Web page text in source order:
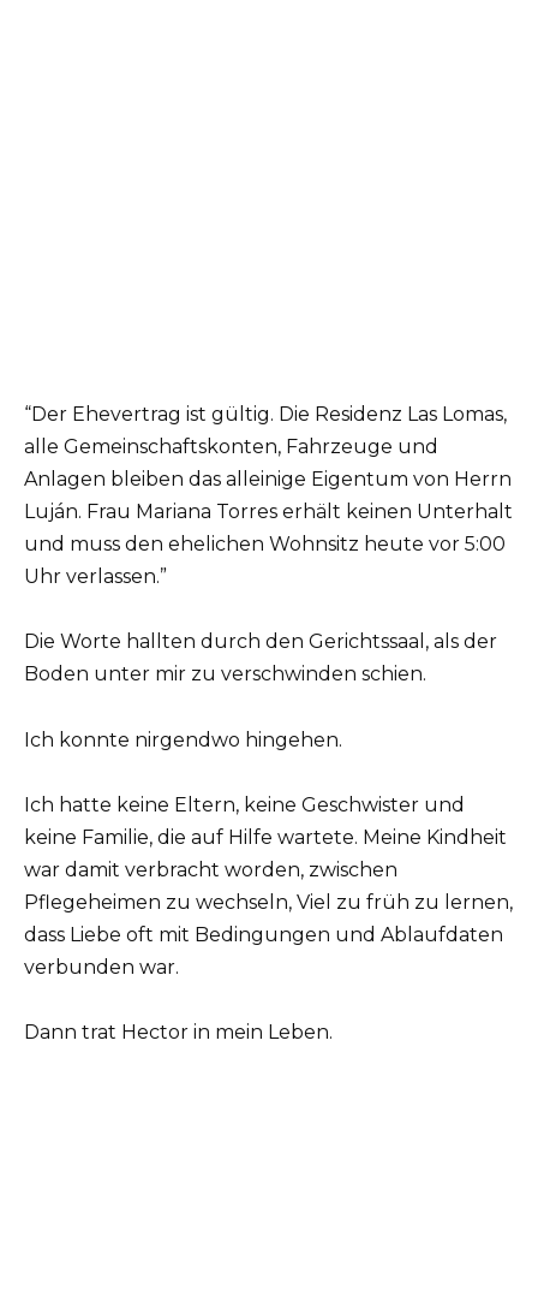
“Der Ehevertrag ist gültig. Die Residenz Las Lomas,
alle Gemeinschaftskonten, Fahrzeuge und
Anlagen bleiben das alleinige Eigentum von Herrn
Luján. Frau Mariana Torres erhält keinen Unterhalt
und muss den ehelichen Wohnsitz heute vor 5:00
Uhr verlassen.”
Die Worte hallten durch den Gerichtssaal, als der
Boden unter mir zu verschwinden schien.
Ich konnte nirgendwo hingehen.
Ich hatte keine Eltern, keine Geschwister und
keine Familie, die auf Hilfe wartete. Meine Kindheit
war damit verbracht worden, zwischen
Pflegeheimen zu wechseln, Viel zu früh zu lernen,
dass Liebe oft mit Bedingungen und Ablaufdaten
verbunden war.
Dann trat Hector in mein Leben.